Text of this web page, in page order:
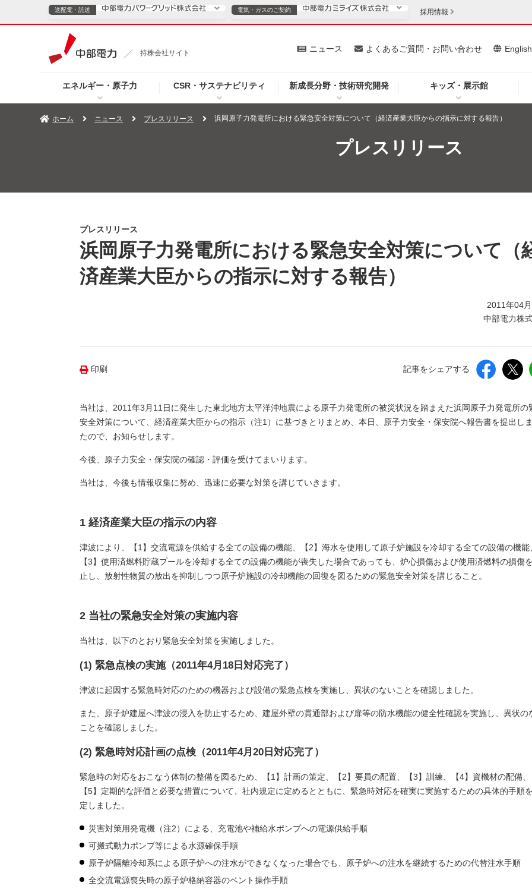
持株会社サイト
エネルギー・原子力 CSR・サステナビリティ 新成長分野・技術研究開発 キッズ・展示館
ニュース よくあるご質問・お問い合わせ English
送配電・託送
TOPページへ ご案内 安定供給
企業情報
ニュース（新しいウィンドウを開きます）
よくあるご質問・お問い合わせ（新しいウィンドウを開きます）
電気・ガスのご契約
電気・ガスのご契約
TOPページへ 個人のお客さま 法人のお客さま
採用情報
ホーム ニュース プレスリリース 浜岡原子力発電所における緊急安全対策について（経済産業大臣からの指示に対する報告）
プレスリリース
プレスリリース
浜岡原子力発電所における緊急安全対策について（
済産業大臣からの指示に対する報告）
2011年04
中部電力株
印刷 記事をシェアする
当社は、2011年3月11日に発生した東北地方太平洋沖地震による原子力発電所の被災状況を踏まえた浜岡原子力発電所の
安全対策について、経済産業大臣からの指示（注1）に基づきとりまとめ、本日、原子力安全・保安院へ報告書を提出し
たので、お知らせします。
今後、原子力安全・保安院の確認・評価を受けてまいります。
当社は、今後も情報収集に努め、迅速に必要な対策を講じていきます。
1 経済産業大臣の指示の内容
津波により、【1】交流電源を供給する全ての設備の機能、【2】海水を使用して原子炉施設を冷却する全ての設備の機能
【3】使用済燃料貯蔵プールを冷却する全ての設備の機能が喪失した場合であっても、炉心損傷および使用済燃料の損傷
止し、放射性物質の放出を抑制しつつ原子炉施設の冷却機能の回復を図るための緊急安全対策を講じること。
2 当社の緊急安全対策の実施内容
当社は、以下のとおり緊急安全対策を実施しました。
(1) 緊急点検の実施（2011年4月18日対応完了）
津波に起因する緊急時対応のための機器および設備の緊急点検を実施し、異状のないことを確認しました。
また、原子炉建屋へ津波の浸入を防止するため、建屋外壁の貫通部および扉等の防水機能の健全性確認を実施し、異状の
ことを確認しました。
(2) 緊急時対応計画の点検（2011年4月20日対応完了）
緊急時の対応をおこなう体制の整備を図るため、【1】計画の策定、【2】要員の配置、【3】訓練、【4】資機材の配備、
【5】定期的な評価と必要な措置について、社内規定に定めるとともに、緊急時対応を確実に実施するための具体的手順
定しました。
災害対策用発電機（注2）による、充電池や補給水ポンプへの電源供給手順
可搬式動力ポンプ等による水源確保手順
原子炉隔離冷却系による原子炉への注水ができなくなった場合でも、原子炉への注水を継続するための代替注水手順
全交流電源喪失時の原子炉格納容器のベント操作手順